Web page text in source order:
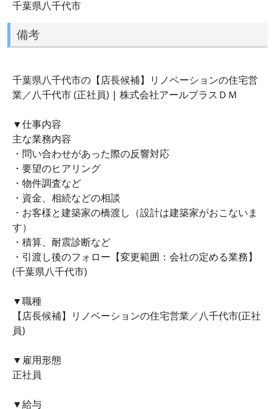
千葉県八千代市
備考
千葉県八千代市の【店長候補】リノベーションの住宅営
業／八千代市 (正社員) | 株式会社アールプラスＤＭ
▼仕事内容
主な業務内容
・問い合わせがあった際の反響対応
・要望のヒアリング
・物件調査など
・資金、相続などの相談
・お客様と建築家の橋渡し（設計は建築家がおこないま
す）
・積算、耐震診断など
・引渡し後のフォロー【変更範囲：会社の定める業務】
(千葉県八千代市)
▼職種
【店長候補】リノベーションの住宅営業／八千代市(正社
員)
▼雇用形態
正社員
▼給与